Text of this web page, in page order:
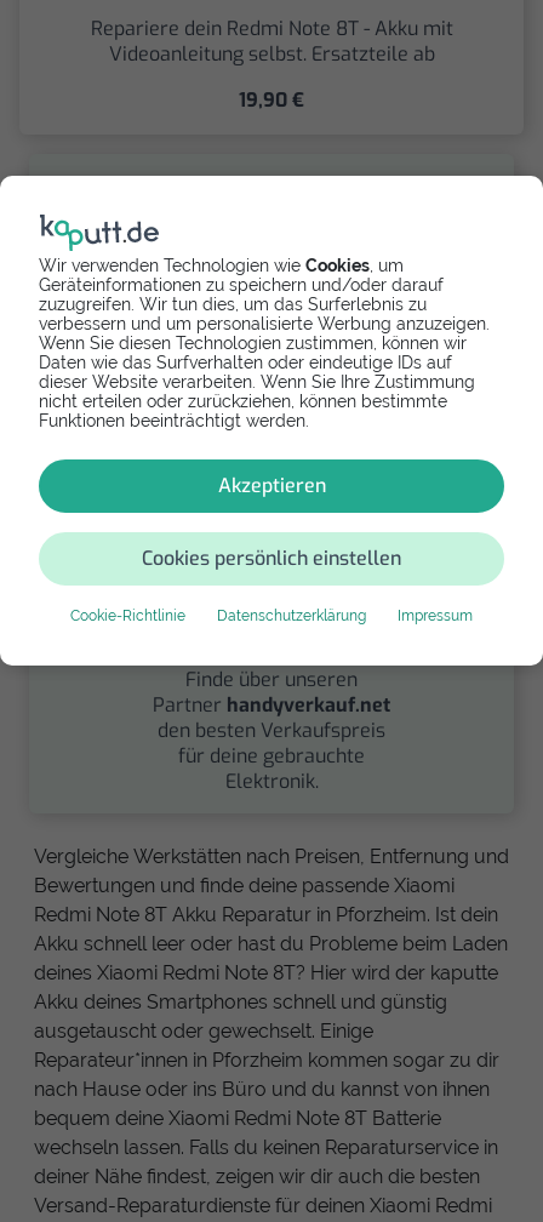
Wir verwenden Technologien wie Cookies , um
Geräteinformationen zu speichern und/oder darauf
zuzugreifen. Wir tun dies, um das Surferlebnis zu
verbessern und um personalisierte Werbung anzuzeigen.
Wenn Sie diesen Technologien zustimmen, können wir
Daten wie das Surfverhalten oder eindeutige IDs auf
dieser Website verarbeiten. Wenn Sie Ihre Zustimmung
nicht erteilen oder zurückziehen, können bestimmte
Funktionen beeinträchtigt werden.
Akzeptieren
Cookies persönlich einstellen
Cookie-Richtlinie Datenschutzerklärung Impressum
Repariere dein Redmi Note 8T - Akku mit
Videoanleitung selbst. Ersatzteile ab
19,90 €
Spenden
Spende Dein Gerät über
handysfuerdieumwelt.de
für einen guten Zweck.
Verkaufen
Finde über unseren
Partner handyverkauf.net
den besten Verkaufspreis
für deine gebrauchte
Elektronik.
Vergleiche Werkstätten nach Preisen, Entfernung und
Bewertungen und finde deine passende Xiaomi
Redmi Note 8T Akku Reparatur in Pforzheim. Ist dein
Akku schnell leer oder hast du Probleme beim Laden
deines Xiaomi Redmi Note 8T? Hier wird der kaputte
Akku deines Smartphones schnell und günstig
ausgetauscht oder gewechselt. Einige
Reparateur*innen in Pforzheim kommen sogar zu dir
nach Hause oder ins Büro und du kannst von ihnen
bequem deine Xiaomi Redmi Note 8T Batterie
wechseln lassen. Falls du keinen Reparaturservice in
deiner Nähe findest, zeigen wir dir auch die besten
Versand-Reparaturdienste für deinen Xiaomi Redmi